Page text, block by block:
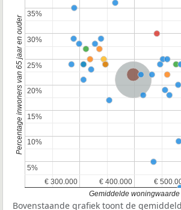
Nederland
Provincie Gelderland
€ 300.000
€ 300.000 € 400.000
€ 400.000 €
€
5%
5%
10%
10%
15%
15%
20%
20%
25%
25%
30%
30%
35%
35%
Gemiddelde woningwaarde
Percentage inwoners van 65 jaar en ouder
Bovenstaande grafiek toont de